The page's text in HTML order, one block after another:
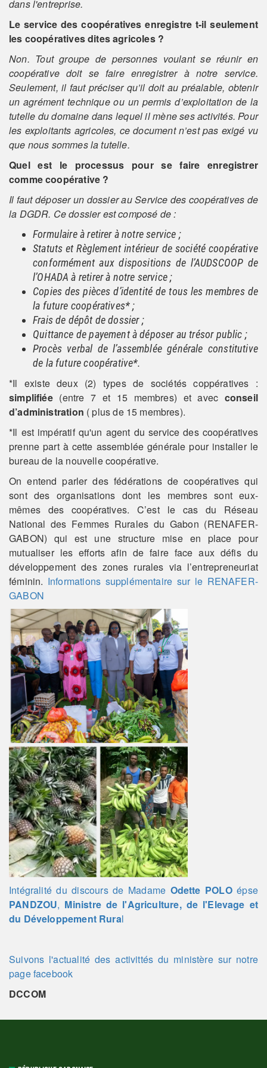
dans l'entreprise.
Le service des coopératives enregistre t-il seulement
les coopératives dites agricoles ?
Non. Tout groupe de personnes voulant se réunir en
coopérative doit se faire enregistrer à notre service.
Seulement, il faut préciser qu’il doit au préalable, obtenir
un agrément technique ou un permis d’exploitation de la
tutelle du domaine dans lequel il mène ses activités. Pour
les exploitants agricoles, ce document n’est pas exigé vu
que nous sommes la tutelle.
Quel est le processus pour se faire enregistrer
comme coopérative ?
Il faut déposer un dossier au Service des coopératives de
la DGDR. Ce dossier est composé de :
Formulaire à retirer à notre service ;
Statuts et Règlement intérieur de société coopérative
conformément aux dispositions de l’AUDSCOOP de
l’OHADA à retirer à notre service ;
Copies des pièces d’identité de tous les membres de
la future coopératives* ;
Frais de dépôt de dossier ;
Quittance de payement à déposer au trésor public ;
Procès verbal de l’assemblée générale constitutive
de la future coopérative*.
*Il existe deux (2) types de sociétés coppératives :
simplifiée(entre 7 et 15 membres) et avec conseil
d’administration ( plus de 15 membres).
*Il est impératif qu'un agent du service des coopératives
prenne part à cette assemblée générale pour installer le
bureau de la nouvelle coopérative.
On entend parler des fédérations de coopératives qui
sont des organisations dont les membres sont eux-
mêmes des coopératives. C’est le cas du Réseau
National des Femmes Rurales du Gabon (RENAFER-
GABON) qui est une structure mise en place pour
mutualiser les efforts afin de faire face aux défis du
développement des zones rurales via l’entrepreneuriat
féminin. Informations supplémentaire sur le RENAFER-
GABON
Intégralité du discoursde Madame Odette POLOépse
PANDZOU, Ministre de l'Agriculture, de l'Elevage et
du Développement Rural
Suivons l'actualité des activittés du ministère sur notre
page facebook
DCCOM